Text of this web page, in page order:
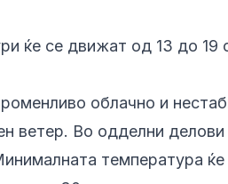
ќе се движат од 13 до 19
облачно и
ветер. Во одделни
температура ќе